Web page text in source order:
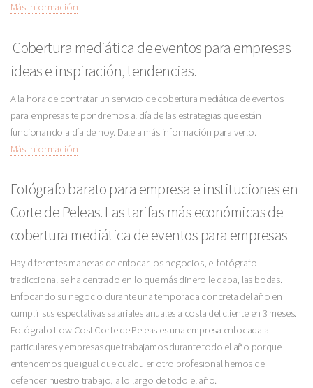
Más Información
Cobertura mediática de eventos para empresas
ideas e inspiración, tendencias.
A la hora de contratar un servicio de cobertura mediática de eventos
para empresas te pondremos al día de las estrategias que están
funcionando a día de hoy. Dale a más información para verlo.
Más Información
Fotógrafo barato para empresa e instituciones en
Corte de Peleas. Las tarifas más económicas de
cobertura mediática de eventos para empresas
Hay diferentes maneras de enfocar los negocios, el fotógrafo
tradiccional se ha centrado en lo que más dinero le daba, las bodas.
Enfocando su negocio durante una temporada concreta del año en
cumplir sus espectativas salariales anuales a costa del cliente en 3 meses.
Fotógrafo Low Cost Corte de Peleas es una empresa enfocada a
particulares y empresas que trabajamos durante todo el año porque
entendemos que igual que cualquier otro profesional hemos de
defender nuestro trabajo, a lo largo de todo el año.